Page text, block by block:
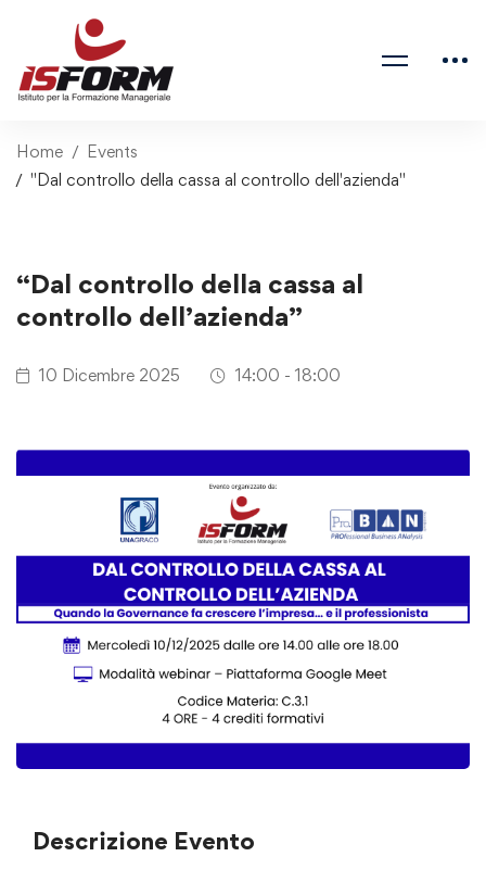
Home
Events
"Dal controllo della cassa al controllo dell'azienda"
“Dal controllo della cassa al
controllo dell’azienda”
10 Dicembre 2025 14:00 - 18:00
Descrizione Evento